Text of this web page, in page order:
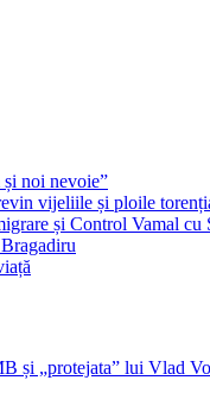
noi nevoie”
vijeliile și ploile
și Control Vamal
și „protejata” lui Vlad